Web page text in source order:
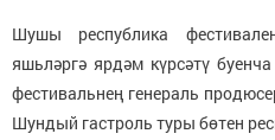
Шушы республика
яшьләргә ярдәм күрсәтү
фестивальнең генераль
Шундый гастроль туры бөтен